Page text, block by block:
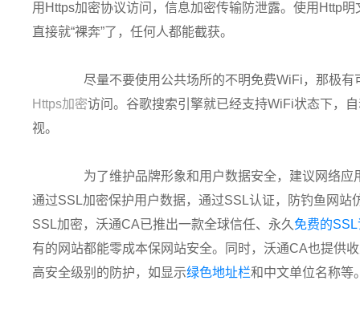
用Https加密协议访问，信息加密传输防泄露。使用Http
直接就“裸奔”了，任何人都能截获。
尽量不要使用公共场所的不明免费WiFi，那极有
Https加密访问。谷歌搜索引擎就已经支持WiFi状态下，
视。
为了维护品牌形象和用户数据安全，建议网络应
通过SSL加密保护用户数据，通过SSL认证，防钓鱼网站
SSL加密，沃通CA已推出一款全球信任、永久 免费的
有的网站都能零成本保网站安全。同时，沃通CA也提供
高安全级别的防护，如显示绿色地址栏和中文单位名称等